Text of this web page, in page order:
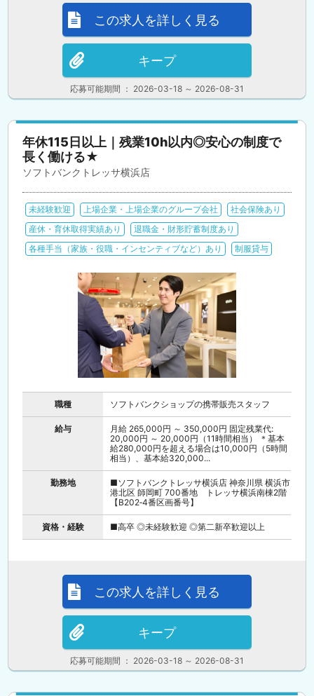
応募可能期間 ： 2026-03-18 ～ 2026-08-31
この求人を詳しく見る
キープ
年休115日以上｜残業10h以内◎安心の制度で
長く働ける★
ソフトバンクトレッサ横浜店
未経験歓迎 上場企業・上場企業のグループ会社
社会保険あり
産休・育休取得実績あり
退職金・財形貯蓄制度あり
各種手当（家族・役職・インセンティブなど）あり
制服貸与
職種 ソフトバンクショップの携帯販売スタッフ
給与
月給 265,000円 ～ 350,000円 固定残業代:
20,000円 ～ 20,000円（11時間相当） ＊基本
給280,000円を超える場合は10,000円（5時間
相当）、基本給320,000...
勤務地
■ソフトバンクトレッサ横浜店 神奈川県 横浜市
港北区 師岡町 700番地 トレッサ横浜南棟2階
【B202‐4番区画番号】
資格・経験 ■高卒 ◎未経験歓迎 ◎第二新卒歓迎以上
応募可能期間 ： 2026-03-18 ～ 2026-08-31
この求人を詳しく見る
キープ